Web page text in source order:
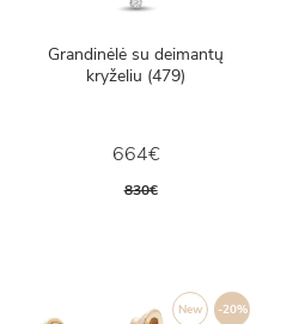
Grandinėlė su deimantų
kryželiu (479)
664€
830€
-20%
New